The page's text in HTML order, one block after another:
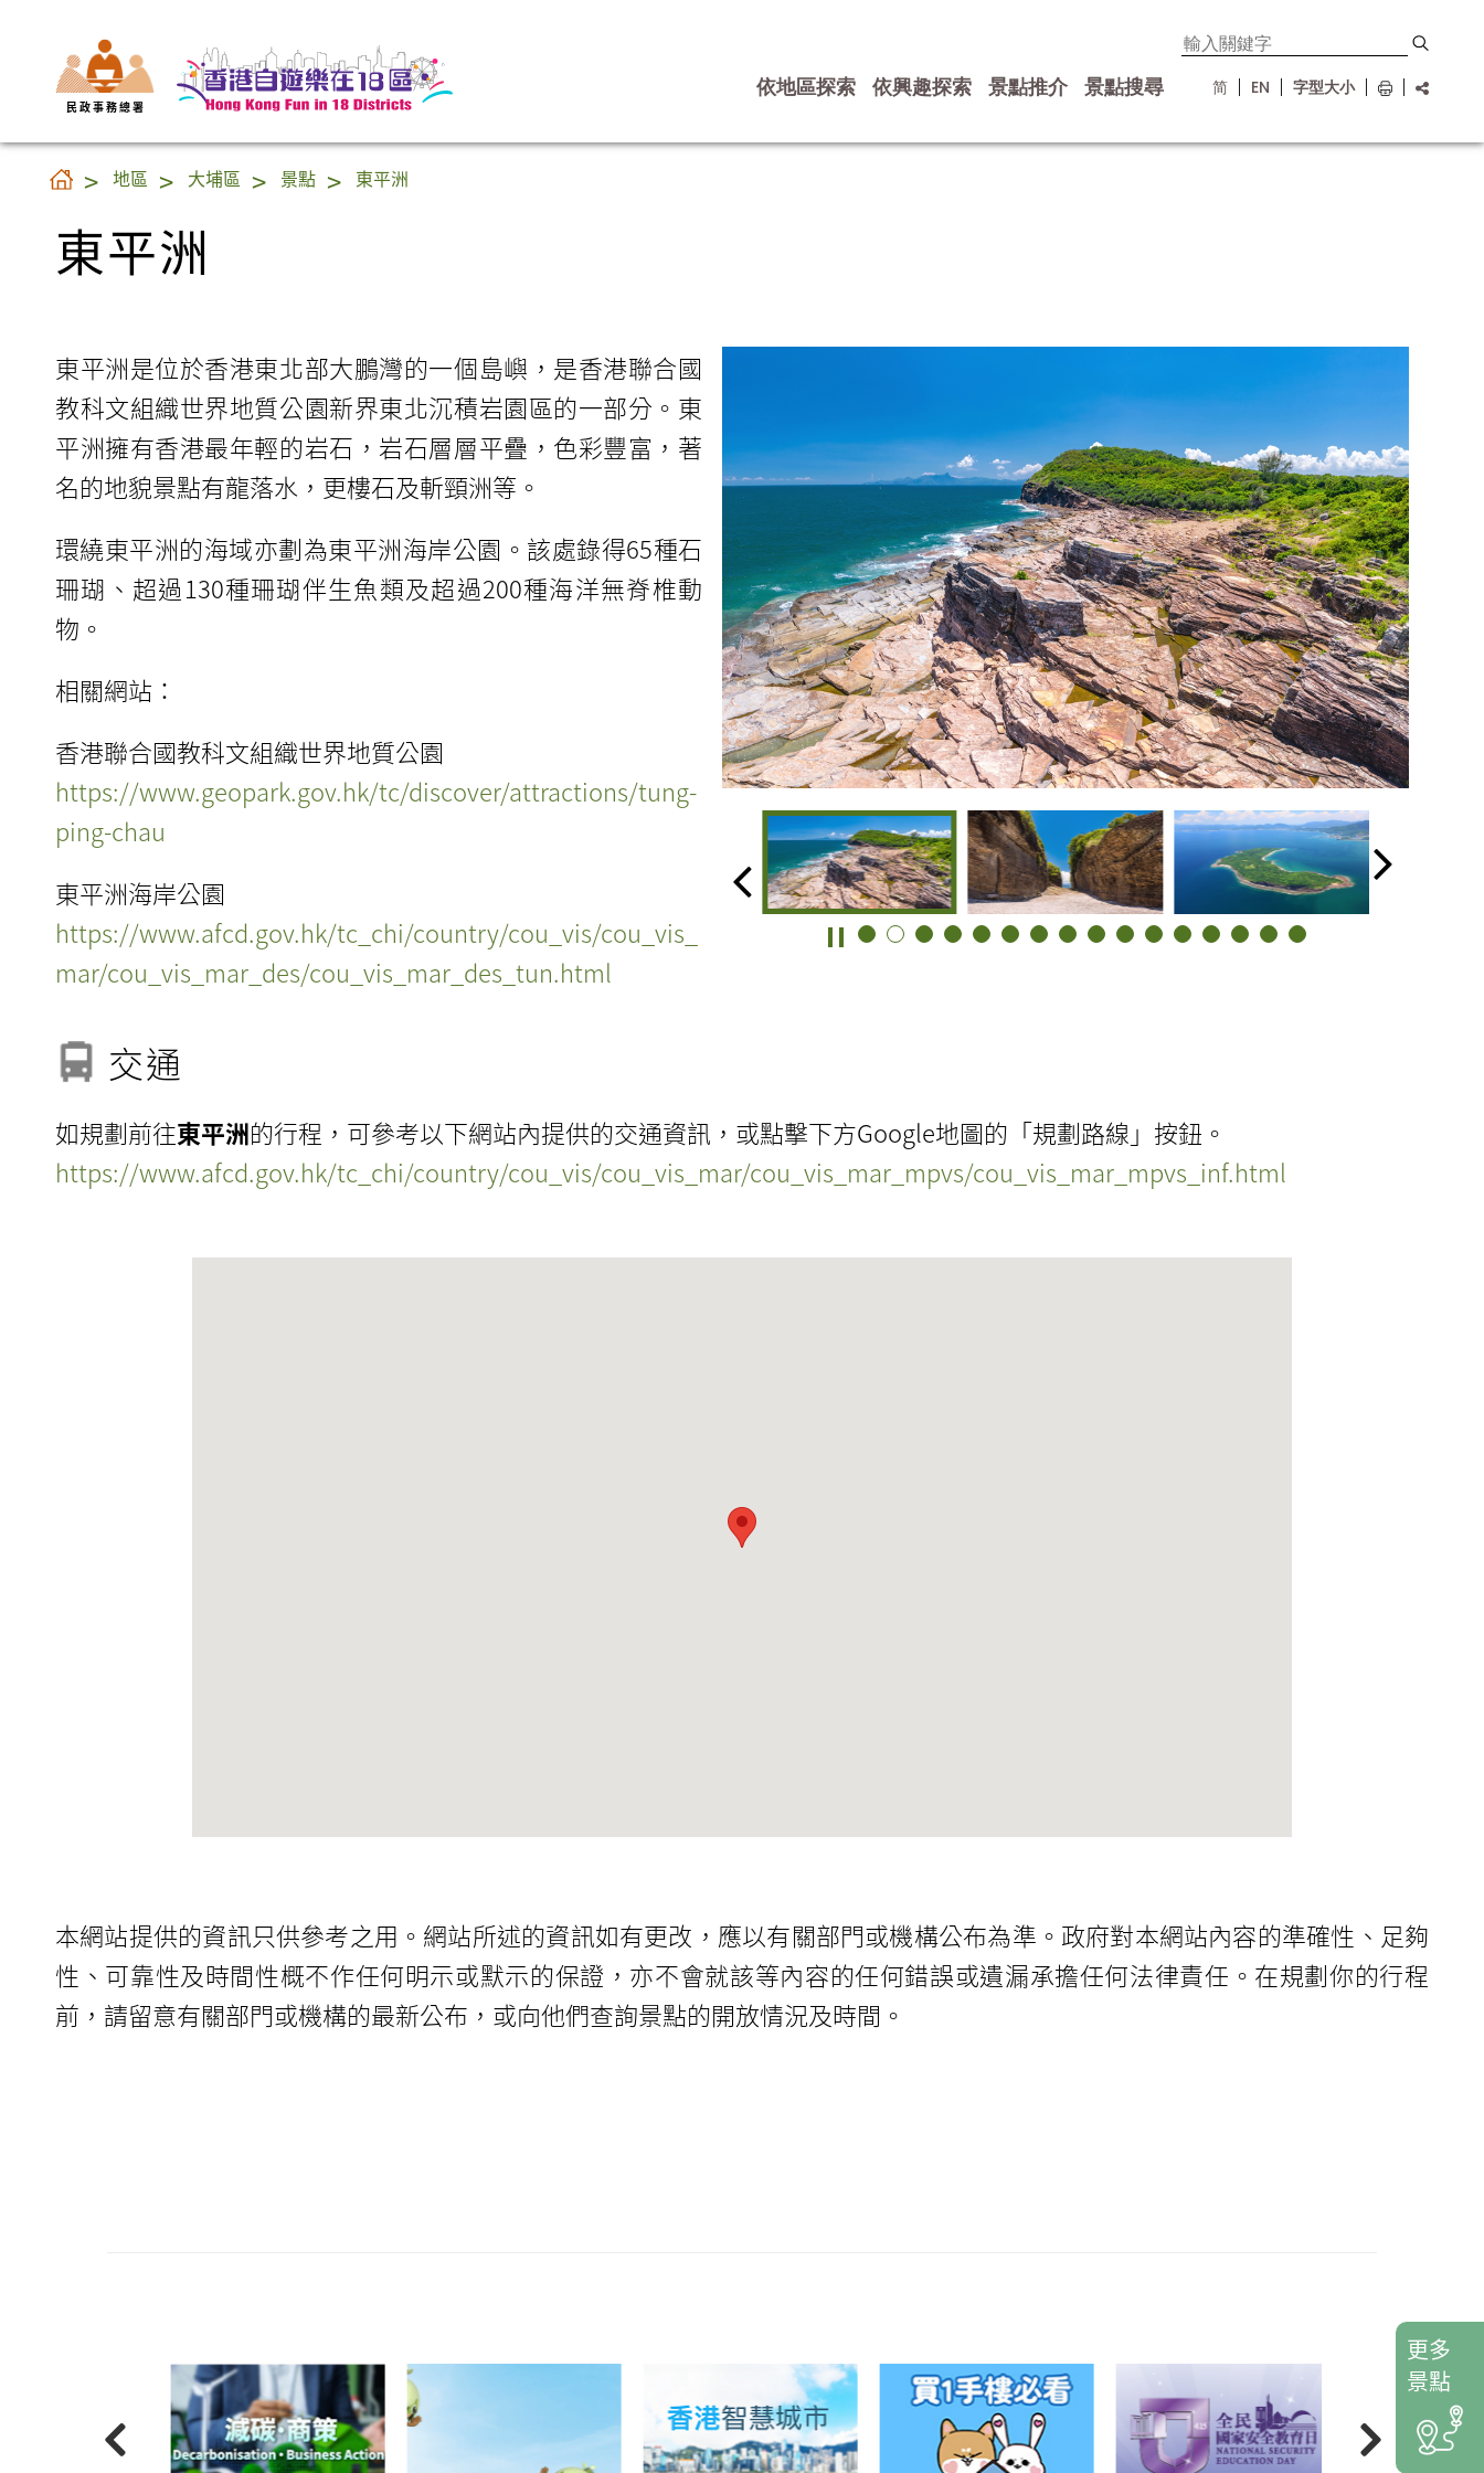
民 政 事 務 總 署
依地區探索 依興趣探索 景點推介 景點搜尋 简 EN 字型大小
東平洲
地區 大埔區 景點 東平洲
東平洲
東平洲是位於香港東北部大鵬灣的一個島嶼，是香港聯合國
教科文組織世界地質公園新界東北沉積岩園區的一部分。東
平洲擁有香港最年輕的岩石，岩石層層平疊，色彩豐富，著
名的地貌景點有龍落水，更樓石及斬頸洲等。
環繞東平洲的海域亦劃為東平洲海岸公園。該處錄得65種石
珊瑚、超過130種珊瑚伴生魚類及超過200種海洋無脊椎動
物。
相關網站：
香港聯合國教科文組織世界地質公園
https://www.geopark.gov.hk/tc/discover/attractions/tung-
ping-chau
東平洲海岸公園
https://www.afcd.gov.hk/tc_chi/country/cou_vis/cou_vis_
mar/cou_vis_mar_des/cou_vis_mar_des_tun.html
交通
如規劃前往東平洲的行程，可參考以下網站內提供的交通資訊，或點擊下方Google地圖的「規劃路線」按鈕。
https://www.afcd.gov.hk/tc_chi/country/cou_vis/cou_vis_mar/cou_vis_mar_mpvs/cou_vis_mar_mpvs_inf.html
本網站提供的資訊只供參考之用。網站所述的資訊如有更改，應以有關部門或機構公布為準。政府對本網站內容的準確性、足夠
性、可靠性及時間性概不作任何明示或默示的保證，亦不會就該等內容的任何錯誤或遺漏承擔任何法律責任。在規劃你的行程
前，請留意有關部門或機構的最新公布，或向他們查詢景點的開放情況及時間。
更多
景點